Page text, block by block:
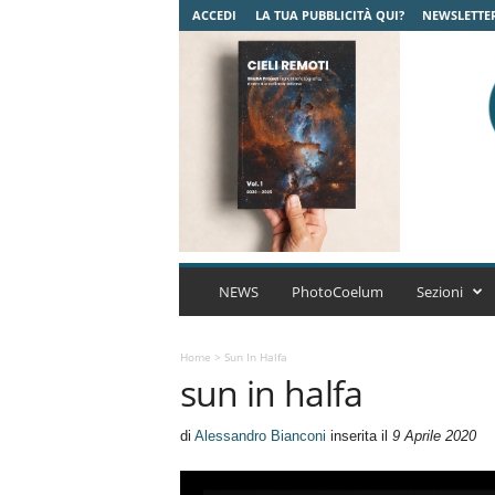
ACCEDI LA TUA PUBBLICITÀ QUI?
C
r
NEWS PhotoCoelum Sezioni
Home > Sun In Halfa
sun in halfa
di Alessandro Bianconi inserita il 9 Aprile 2020